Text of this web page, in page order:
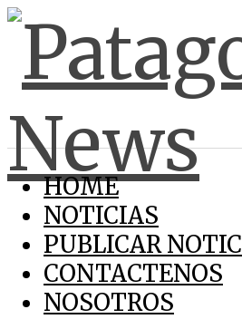
HOME
NOTICIAS
PUBLICAR
CONTACTENOS
NOSOTROS